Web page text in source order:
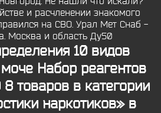
и расчленении знакомого
на СВО. Урал Мет Снаб -
Москва и область Ду50
10 видов
Набор реагентов
товаров в категории
наркотиков» в